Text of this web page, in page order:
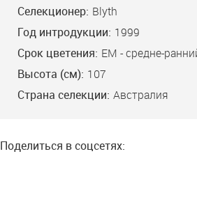
Селекционер: Blyth
Год интродукции: 1999
Срок цветения: ЕМ - средне-
Высота (см): 107
Страна селекции: Австралия
Поделиться в соцсетях: